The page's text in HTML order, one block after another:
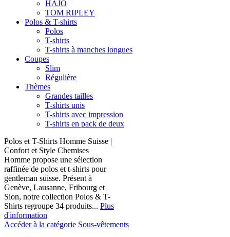
HAJO
TOM RIPLEY
Polos & T-shirts
Polos
T-shirts
T-shirts à manches longues
Coupes
Slim
Régulière
Thèmes
Grandes tailles
T-shirts unis
T-shirts avec impression
T-shirts en pack de deux
Polos et T-Shirts Homme Suisse |
Confort et Style Chemises
Homme propose une sélection
raffinée de polos et t-shirts pour
gentleman suisse. Présent à
Genève, Lausanne, Fribourg et
Sion, notre collection Polos & T-
Shirts regroupe 34 produits... Plus
d'information
Accéder à la catégorie Sous-vêtements